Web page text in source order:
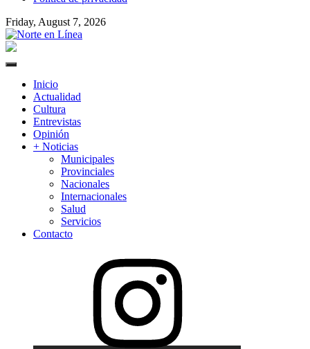
Friday, August 7, 2026
Primary
Inicio
Actualidad
Cultura
Entrevistas
Opinión
+ Noticias
Municipales
Provinciales
Nacionales
Internacionales
Salud
Servicios
Contacto